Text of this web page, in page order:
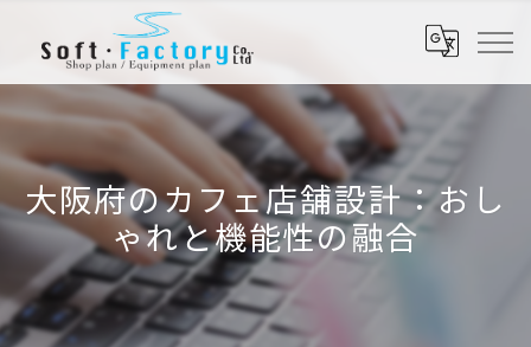
大阪府のカフェ店舗設計：おし
ゃれと機能性の融合